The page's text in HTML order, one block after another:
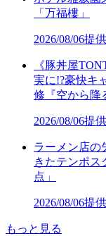
「万福樓」
2026/08/06提
《豚丼屋
実に!?豪快キ
修『空から降
2026/08/06提
ラーメン店の
きたテンポス
点」
2026/08/06提
もっと見る